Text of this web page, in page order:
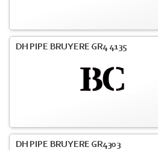
DH PIPE BRUYERE GR4 4135
DH PIPE BRUYERE GR4303